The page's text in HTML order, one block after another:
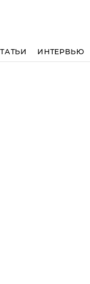
ИНТЕРВЬЮ